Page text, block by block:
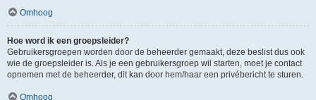
Omhoog
Hoe word ik een groepsleider?
Gebruikersgroepen worden door de beheerder gemaakt, deze beslist dus ook
wie de groepsleider is. Als je een gebruikersgroep wil starten, moet je contact
opnemen met de beheerder, dit kan door hem/haar een privébericht te sturen.
Omhoog